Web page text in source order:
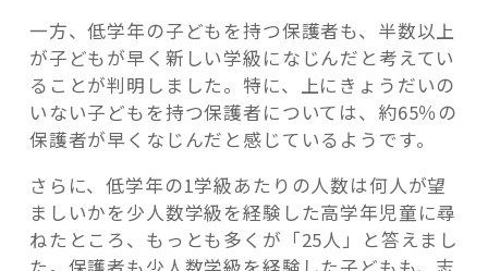
一方、低学年の子どもを持つ保護者も、半数以上
が子どもが早く新しい学級になじんだと考えてい
ることが判明しました。特に、上にきょうだいの
いない子どもを持つ保護者については、約65％の
保護者が早くなじんだと感じているようです。
さらに、低学年の1学級あたりの人数は何人が望
ましいかを少人数学級を経験した高学年児童に尋
ねたところ、もっとも多くが「25人」と答えまし